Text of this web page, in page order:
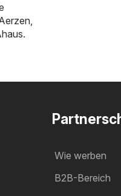
.
Wie werben
B2B-Bereich